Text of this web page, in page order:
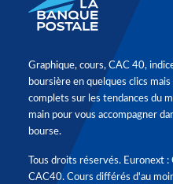
Graphique, cours, CAC 40,
boursière en quelques clics
complets sur les tendances du
main pour vous accompagner
bourse.
Tous droits réservés. Euronext
CAC40. Cours différés d'au